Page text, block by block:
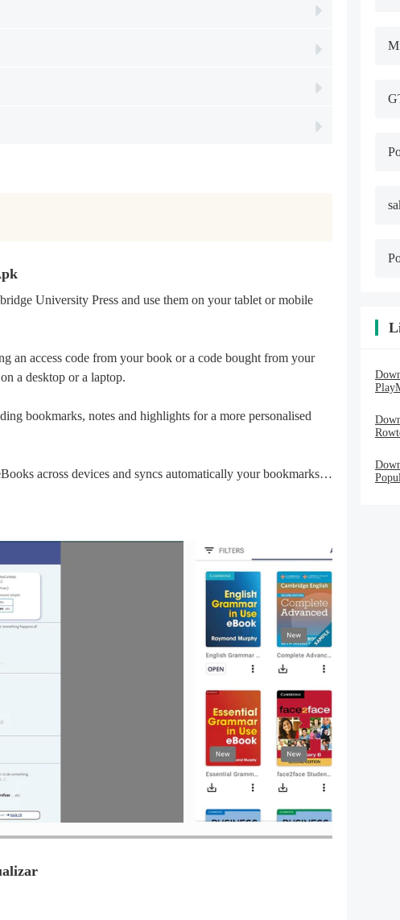
University Press and use them on your tablet or mobile
an access code from your book or a code bought from your
a desktop or a laptop.
bookmarks, notes and highlights for a more personalised
across devices and syncs automatically your bookmarks,
your home wi-fi connection. Use of public wi-fi networks or
bookshelf/faq. For technical support, please